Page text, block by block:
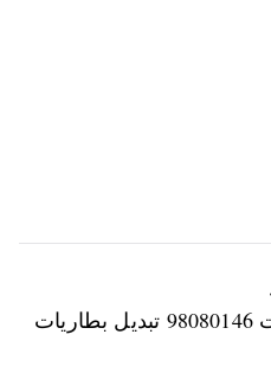
تبديل بطارية السيارة الكويت 98080146‬ تبديل بطاريات